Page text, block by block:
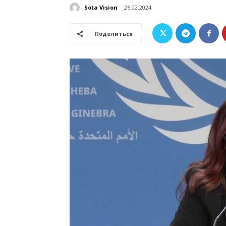
Sota Vision 26.02.2024
Поделиться